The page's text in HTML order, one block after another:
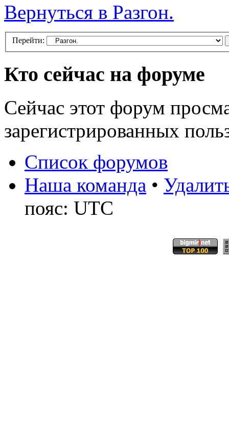
Вернуться в Разгон.
Перейти:
Кто сейчас на форуме
Сейчас этот форум
зарегистрированных
Список форумов
Наша команда •
пояс: UTC